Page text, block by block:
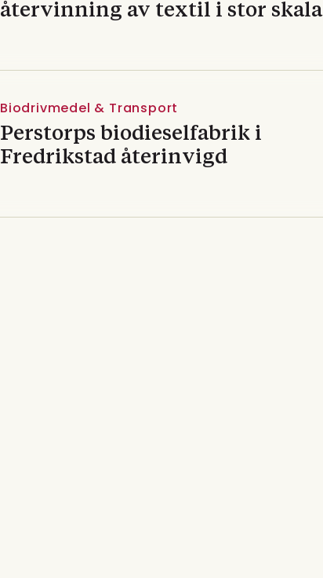
återvinning av textil i stor skala
Biodrivmedel & Transport
Perstorps biodieselfabrik i
Fredrikstad återinvigd